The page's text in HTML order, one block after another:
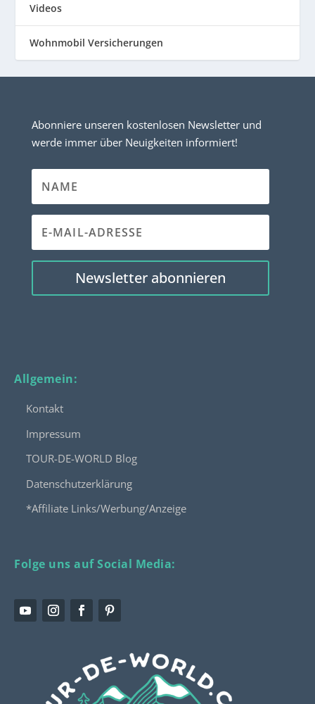
Videos
Wohnmobil Versicherungen
Abonniere unseren kostenlosen Newsletter und
werde immer über Neuigkeiten informiert!
Newsletter abonnieren
Allgemein:
Kontakt
Impressum
TOUR-DE-WORLD Blog
Datenschutzerklärung
*Affiliate Links/Werbung/Anzeige
Folge uns auf Social Media: